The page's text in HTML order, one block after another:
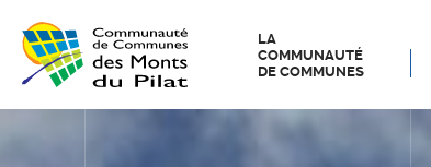
LA
COMMUNAUTÉ
DE COMMUNES